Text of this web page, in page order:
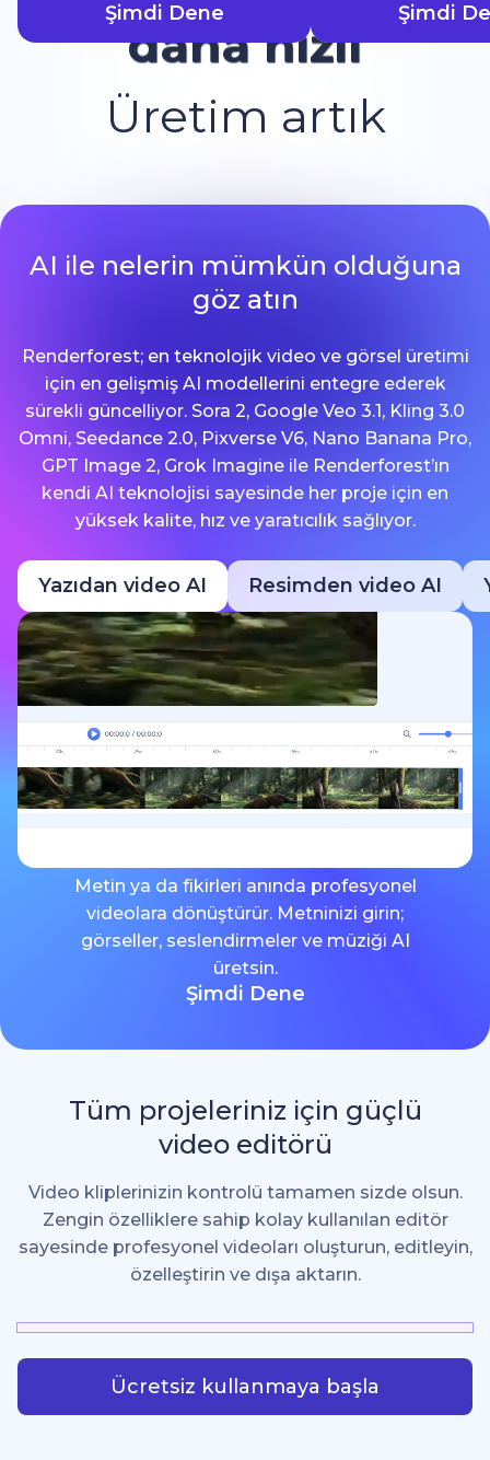
Şimdi Dene Şimdi
Üretim artık
daha hızlı
AI ile nelerin mümkün olduğuna
göz atın
Renderforest; en teknolojik video ve görsel üretimi
için en gelişmiş AI modellerini entegre ederek
sürekli güncelliyor. Sora 2, Google Veo 3.1, Kling 3.0
Omni, Seedance 2.0, Pixverse V6, Nano Banana Pro,
GPT Image 2, Grok Imagine ile Renderforest’ın
kendi AI teknolojisi sayesinde her proje için en
yüksek kalite, hız ve yaratıcılık sağlıyor.
Yazıdan video AI Resimden video AI
Metin ya da fikirleri anında profesyonel
videolara dönüştürür. Metninizi girin;
görseller, seslendirmeler ve müziği AI
üretsin.
Şimdi Dene
Tüm projeleriniz için güçlü
video editörü
Video kliplerinizin kontrolü tamamen sizde olsun.
Zengin özelliklere sahip kolay kullanılan editör
sayesinde profesyonel videoları oluşturun, editleyin,
özelleştirin ve dışa aktarın.
Ücretsiz kullanmaya başla